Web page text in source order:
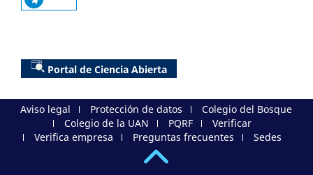
Portal de Ciencia Abierta
Aviso legal Protección de datos
Colegio del Bosque
Colegio de la UAN
PQRF
Verificar
Verifica empresa
Preguntas frecuentes Sedes